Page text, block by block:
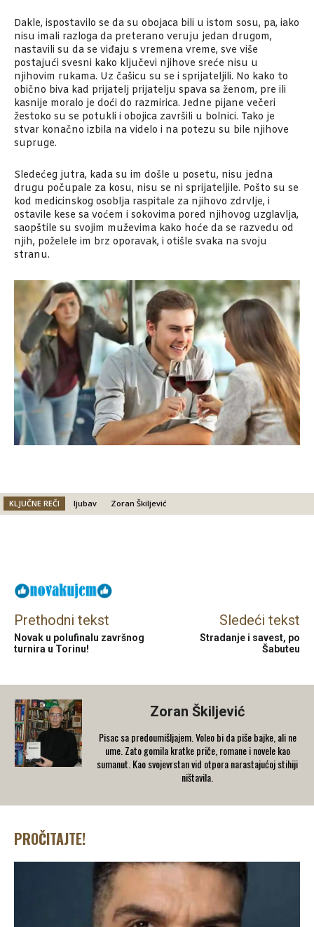
Dakle, ispostavilo se da su obojaca bili u istom sosu, pa, iako
nisu imali razloga da preterano veruju jedan drugom,
nastavili su da se viđaju s vremena vreme, sve više
postajući svesni kako ključevi njihove sreće nisu u
njihovim rukama. Uz čašicu su se i sprijateljili. No kako to
obično biva kad prijatelj prijatelju spava sa ženom, pre ili
kasnije moralo je doći do razmirica. Jedne pijane večeri
žestoko su se potukli i obojica završili u bolnici. Tako je
stvar konačno izbila na videlo i na potezu su bile njihove
supruge.
Sledećeg jutra, kada su im došle u posetu, nisu jedna
drugu počupale za kosu, nisu se ni sprijateljile. Pošto su se
kod medicinskog osoblja raspitale za njihovo zdrvlje, i
ostavile kese sa voćem i sokovima pored njihovog uzglavlja,
saopštile su svojim muževima kako hoće da se razvedu od
njih, poželele im brz oporavak, i otišle svaka na svoju
stranu.
KLJUČNE REČI ljubav Zoran Škiljević
Prethodni tekst
Novak u polufinalu završnog
turnira u Torinu!
Sledeći tekst
Stradanje i savest, po
Šabuteu
Zoran Škiljević
Pisac sa predoumišljajem. Voleo bi da piše bajke, ali ne
ume. Zato gomila kratke priče, romane i novele kao
sumanut. Kao svojevrstan vid otpora narastajućoj stihiji
ništavila.
PROČITAJTE!